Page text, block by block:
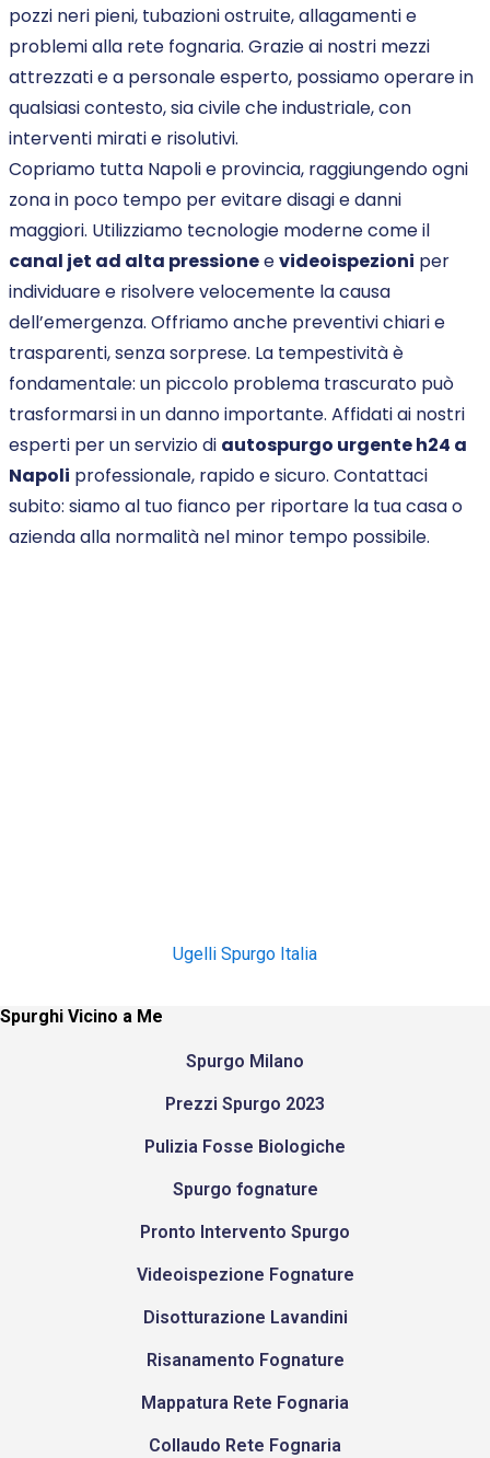
pozzi neri pieni, tubazioni ostruite, allagamenti e
problemi alla rete fognaria. Grazie ai nostri mezzi
attrezzati e a personale esperto, possiamo operare in
qualsiasi contesto, sia civile che industriale, con
interventi mirati e risolutivi.
Copriamo tutta Napoli e provincia, raggiungendo ogni
zona in poco tempo per evitare disagi e danni
maggiori. Utilizziamo tecnologie moderne come il
canal jet ad alta pressioneevideoispezioni per
individuare e risolvere velocemente la causa
dell’emergenza. Offriamo anche preventivi chiari e
trasparenti, senza sorprese. La tempestività è
fondamentale: un piccolo problema trascurato può
trasformarsi in un danno importante. Affidati ai nostri
esperti per un servizio di autospurgo urgente h24 a
Napoli professionale, rapido e sicuro. Contattaci
subito: siamo al tuo fianco per riportare la tua casa o
azienda alla normalità nel minor tempo possibile.
Ugelli Spurgo Italia
Spurghi Vicino a Me
Spurgo Milano
Prezzi Spurgo 2023
Pulizia Fosse Biologiche
Spurgo fognature
Pronto Intervento Spurgo
Videoispezione Fognature
Disotturazione Lavandini
Risanamento Fognature
Mappatura Rete Fognaria
Collaudo Rete Fognaria